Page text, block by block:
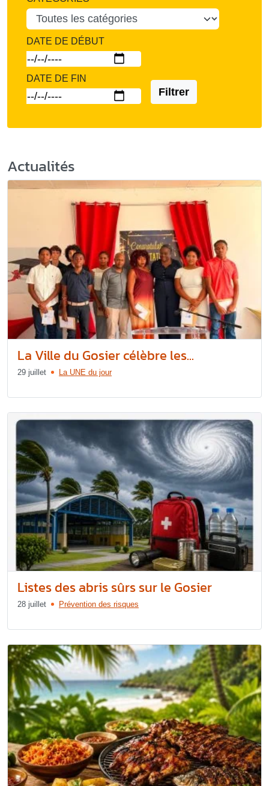
DATE DE DÉBUT
DATE DE FIN
Filtrer
Actualités
La Ville du Gosier célèbre les...
29 juillet La UNE du jour
Listes des abris sûrs sur le Gosier
28 juillet Prévention des risques